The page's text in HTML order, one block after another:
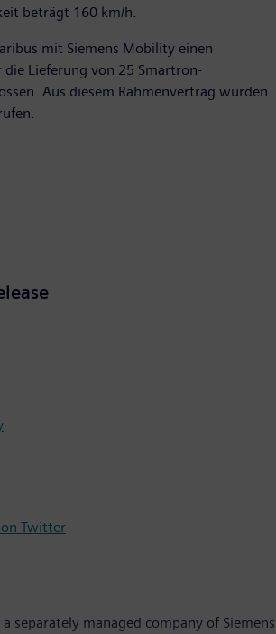
beträgt 160 km/h.
mit Siemens Mobility einen
die Lieferung von 25 Smartron-
Aus diesem Rahmenvertrag wurden
Twitter
a separately managed company of Siemens